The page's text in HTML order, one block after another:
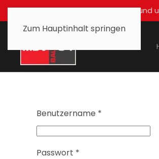
Zum Hauptinhalt springen
Für alle Fragen
Benutzername *
Passwort *